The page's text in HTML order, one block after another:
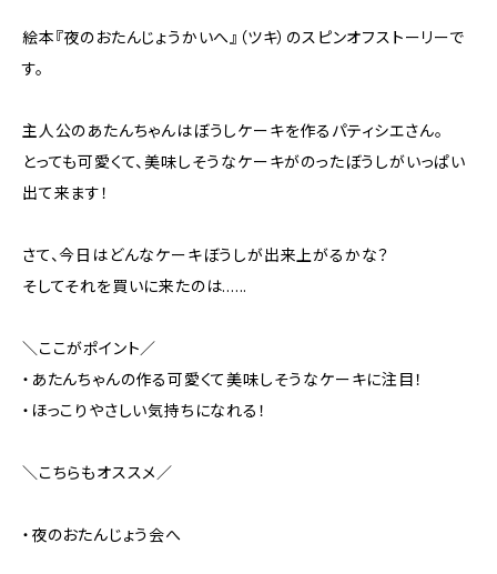
絵本『夜のおたんじょうかいへ』（ツキ）のスピンオフストーリーで
す。
主人公のあたんちゃんはぼうしケーキを作るパティシエさん。
とっても可愛くて、美味しそうなケーキがのったぼうしがいっぱい
出て来ます！
さて、今日はどんなケーキぼうしが出来上がるかな？
そしてそれを買いに来たのは......
＼ここがポイント／
・あたんちゃんの作る可愛くて美味しそうなケーキに注目！
・ほっこりやさしい気持ちになれる！
＼こちらもオススメ／
・夜のおたんじょう会へ